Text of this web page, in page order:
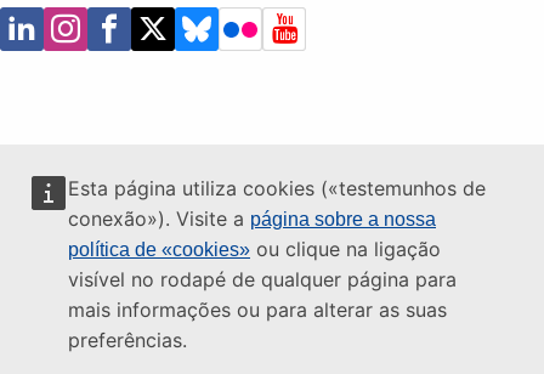
Esta página utiliza cookies («testemunhos de
conexão»). Visite a página sobre a nossa
política de «cookies» ou clique na ligação
visível no rodapé de qualquer página para
mais informações ou para alterar as suas
preferências.